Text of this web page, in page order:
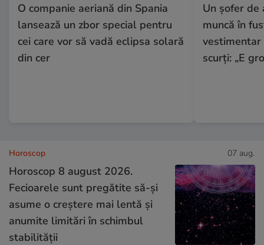
O companie aeriană din Spania
lansează un zbor special pentru
cei care vor să vadă eclipsa solară
din cer
Un șofer de
muncă în
scurți: „E
Horoscop 07 aug.
Horoscop 8 august 2026.
Fecioarele sunt pregătite să-și
asume o creștere mai lentă și
anumite limitări în schimbul
stabilității